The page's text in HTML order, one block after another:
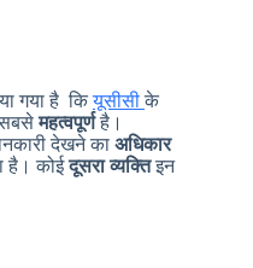
गया है कियूसीसीके
महत्वपूर्णहै।
देखने का अधिकार
है। कोईदूसरा व्यक्तिइन